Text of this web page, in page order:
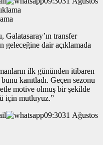
transfer
geleceğine dair açıklamada
ilk gününden itibaren
kanıtladı. Geçen sezonu
motive olmuş bir şekilde
için mutluyuz.”
09:3031 Ağustos